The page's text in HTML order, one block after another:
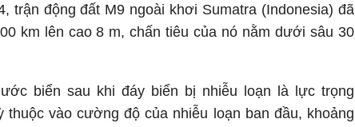
trận động đất M9 ngoài khơi Sumatra (Indonesia) đã
km lên cao 8 m, chấn tiêu của nó nằm dưới sâu 30
biển sau khi đáy biển bị nhiễu loạn là lực trọng
vào cường độ của nhiễu loạn ban đầu, khoảng